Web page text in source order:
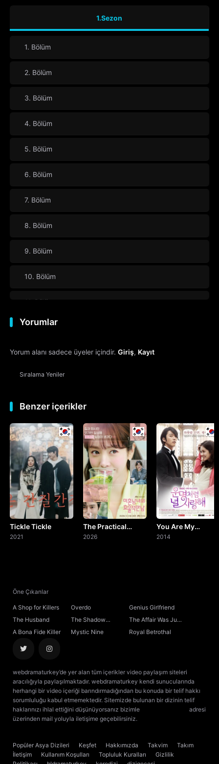
1.Sezon
1. Bölüm
2. Bölüm
3. Bölüm
4. Bölüm
5. Bölüm
6. Bölüm
7. Bölüm
8. Bölüm
9. Bölüm
10. Bölüm
11. Bölüm
12. Bölüm
13. Bölüm
14. Bölüm
15. Bölüm
16. Bölüm Final
17. Bölüm Özel Bölüm
Yorumlar
Yorum alanı sadece üyeler içindir. Giriş, Kayıt
Sıralama Yeniler
Benzer içerikler
Tickle Tickle
2021
The Practical
Guide to Love
2026
You Are My
Destiny
2014
Öne Çıkanlar
A Shop for Killers Overdo
Genius Girlfriend
The Husband
The Shadow
Sovereign
The Affair Was Just
the Beginning
A Bona Fide Killer Mystic Nine Royal Betrothal
webdramaturkey’de yer alan tüm içerikler video paylaşım siteleri
aracılığıyla paylaşılmaktadır. webdramaturkey kendi sunucularında
herhangi bir video içeriği barındırmadığından bu konuda bir telif hakkı
sorumluluğu kabul etmemektedir. Sitemizde bulunan bir dizinin telif
haklarınızı ihlal ettiğini düşünüyorsanız bizimle
adresi
üzerinden mail yoluyla iletişime geçebilirsiniz.
Popüler Asya Dizileri Keşfet Hakkımızda Takvim
Takım
İletişim
Kullanım Koşulları Topluluk Kuralları
Gizlilik